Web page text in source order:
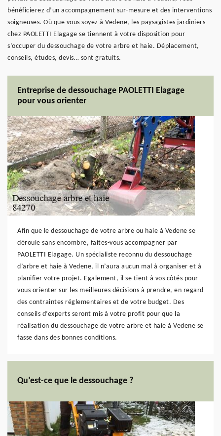
bénéficierez d’un accompagnement sur-mesure et des interventions
soigneuses. Où que vous soyez à Vedene, les paysagistes jardiniers
chez PAOLETTI Elagage se tiennent à votre disposition pour
s’occuper du dessouchage de votre arbre et haie. Déplacement,
conseils, études, devis… sont gratuits.
Entreprise de dessouchage PAOLETTI Elagage
pour vous orienter
Afin que le dessouchage de votre arbre ou haie à Vedene se
déroule sans encombre, faites-vous accompagner par
PAOLETTI Elagage. Un spécialiste reconnu du dessouchage
d’arbre et haie à Vedene, il n’aura aucun mal à organiser et à
planifier votre projet. Egalement, il se tient à vos côtés pour
vous orienter sur les meilleures décisions à prendre, en regard
des contraintes réglementaires et de votre budget. Des
conseils d’experts seront mis à votre profit pour que la
réalisation du dessouchage de votre arbre et haie à Vedene se
fasse dans des bonnes conditions.
Qu’est-ce que le dessouchage ?